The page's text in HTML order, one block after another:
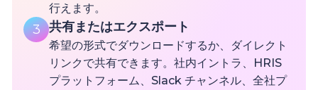
行えます。
3 共有またはエクスポート
希望の形式でダウンロードするか、ダイレクト
リンクで共有できます。社内イントラ、HRIS
プラットフォーム、Slack チャンネル、全社プ